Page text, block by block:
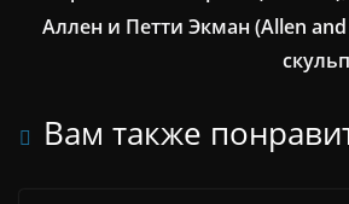
Аллен и Петти Экман (Allen
Вам также